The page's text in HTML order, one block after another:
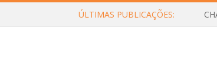
ÚLTIMAS PUBLICAÇÕES: